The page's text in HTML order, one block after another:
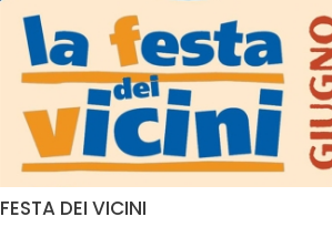
FESTA DEI VICINI